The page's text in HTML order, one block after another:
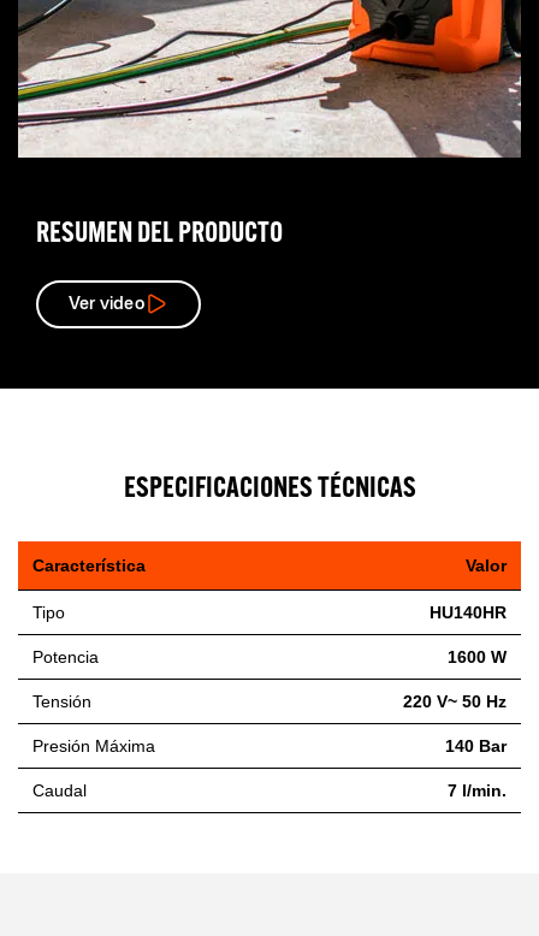
RESUMEN DEL PRODUCTO
Ver video
ESPECIFICACIONES TÉCNICAS
Característica Valor
Tipo HU140HR
Potencia 1600 W
Tensión 220 V~ 50 Hz
Presión Máxima 140 Bar
Caudal 7 l/min.